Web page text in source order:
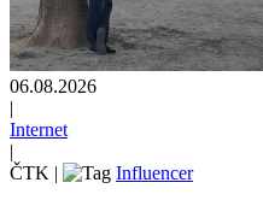
06.08.2026
|
Internet
|
ČTK | Influencer